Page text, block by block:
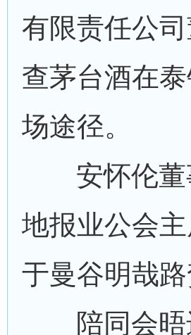
有限责任公
查茅台酒在
场途径。
安怀伦董
地报业公会
于曼谷明哉
陪同会晤